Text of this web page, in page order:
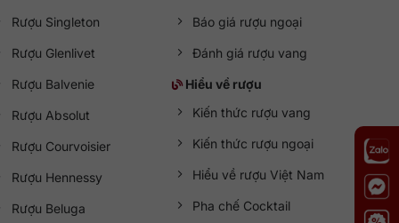
Rượu Singleton
Rượu Glenlivet
Rượu Balvenie
Rượu Absolut
Rượu Courvoisier
Rượu Hennessy
Rượu Beluga
Báo giá rượu ngoại
Đánh giá rượu vang
Hiểu về rượu
Kiến thức rượu vang
Kiến thức rượu ngoại
Hiểu về rượu Việt Nam
Pha chế Cocktail